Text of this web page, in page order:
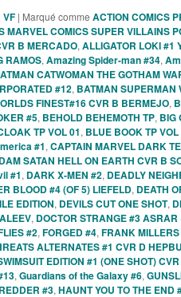
| Marqué comme ACTION COMICS
MARVEL COMICS SUPER VILLAINS
B MERCADO, ALLIGATOR LOKI #1
RAMOS, Amazing Spider-man #34,
CATWOMAN THE GOTHAM
#12, BATMAN SUPERMAN
FINEST#16 CVR B BERMEJO,
#5, BEHOLD BEHEMOTH TP, BIG
TP VOL 01, BLUE BOOK TP VOL
#1, CAPTAIN MARVEL DARK
SATAN HELL ON EARTH CVR B
#1, DARK X-MEN #2, DEADLY
BLOOD #4 (OF 5) LIEFELD, DEATH
EDITION, DEVILS CUT ONE SHOT,
, DOCTOR STRANGE #3 ASRAR
#2, FORGED #4, FRANK
ALTERNATES #1 CVR D
EDITION #1 (ONE SHOT)
, Guardians of the Galaxy #6,
#3, HAUNT YOU TO THE END